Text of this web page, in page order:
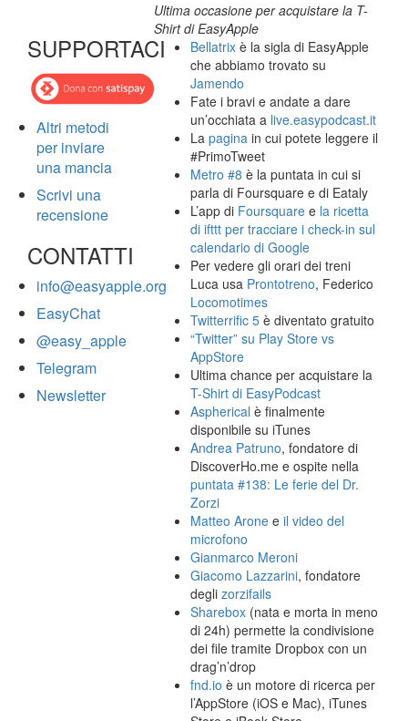
SUPPORTACI
Altri metodi
per inviare
una mancia
Scrivi una
recensione
CONTATTI
info@easyapple.org
EasyChat
@easy_apple
Telegram
Newsletter
Ultima occasione per acquistare la T-
Shirt di EasyApple
Bellatrix è la sigla di EasyApple
che abbiamo trovato su
Jamendo
Fate i bravi e andate a dare
un’occhiata a live.easypodcast.it
Lapagina in cui potete leggere il
#PrimoTweet
Metro #8 è la puntata in cui si
parla di Foursquare e di Eataly
L’app di Foursquare e la ricetta
di ifttt per tracciare i check-in sul
calendario di Google
Per vedere gli orari dei treni
Luca usa Prontotreno, Federico
Locomotimes
Twitterrific 5 è diventato gratuito
“Twitter” su Play Store vs
AppStore
Ultima chance per acquistare la
T-Shirt di EasyPodcast
Aspherical è finalmente
disponibile su iTunes
Andrea Patruno, fondatore di
DiscoverHo.me e ospite nella
puntata #138: Le ferie del Dr.
Zorzi
Matteo Arone eil video del
microfono
Gianmarco Meroni
Giacomo Lazzarini, fondatore
deglizorzifails
Sharebox (nata e morta in meno
di 24h) permette la condivisione
dei file tramite Dropbox con un
drag’n’drop
fnd.io è un motore di ricerca per
l’AppStore (iOS e Mac), iTunes